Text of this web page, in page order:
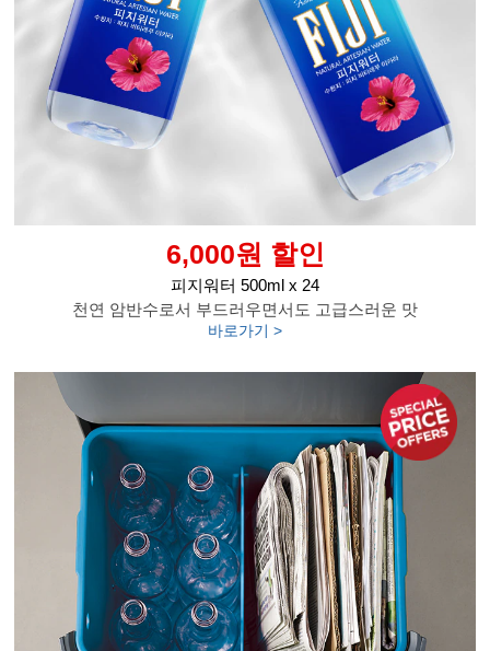
6,000원 할인
피지워터 500ml x 24
천연 암반수로서 부드러우면서도 고급스러운 맛
바로가기 >